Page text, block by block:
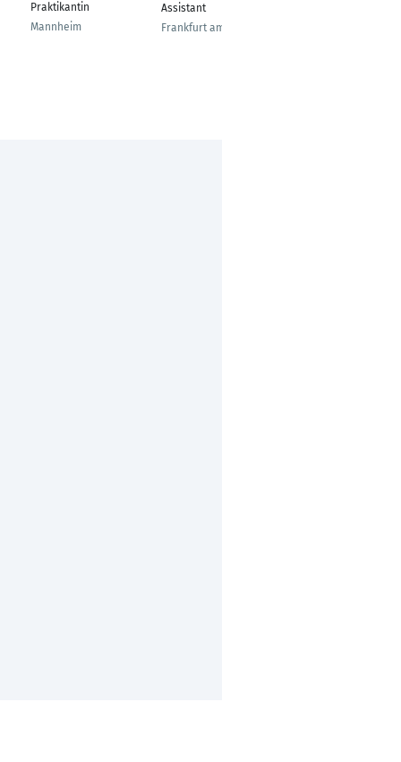
Praktikantin
Mannheim
Assistant
Frankfurt am Main